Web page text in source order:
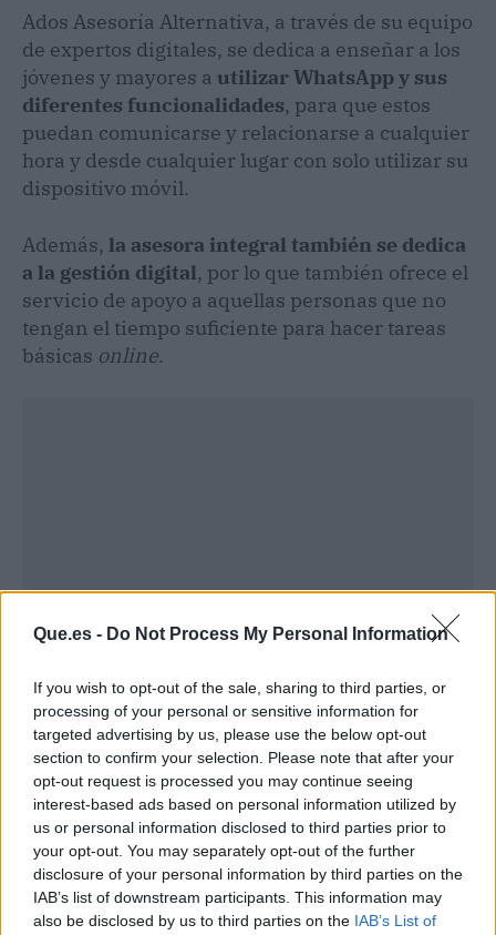
Que.es - Do Not Process My Personal Information
If you wish to opt-out of the sale, sharing to third parties, or
processing of your personal or sensitive information for
targeted advertising by us, please use the below opt-out
section to confirm your selection. Please note that after your
opt-out request is processed you may continue seeing
interest-based ads based on personal information utilized by
us or personal information disclosed to third parties prior to
your opt-out. You may separately opt-out of the further
disclosure of your personal information by third parties on the
IAB’s list of downstream participants. This information may
also be disclosed by us to third parties on the IAB’s List of
Ados Asesoría Alternativa, a través de su equipo
de expertos digitales, se dedica a enseñar a los
jóvenes y mayores a utilizar WhatsApp y sus
diferentes funcionalidades, para que estos
puedan comunicarse y relacionarse a cualquier
hora y desde cualquier lugar con solo utilizar su
dispositivo móvil.
Además, la asesora integral también se dedica
a la gestión digital, por lo que también ofrece el
servicio de apoyo a aquellas personas que no
tengan el tiempo suficiente para hacer tareas
básicas online.
Publicidad